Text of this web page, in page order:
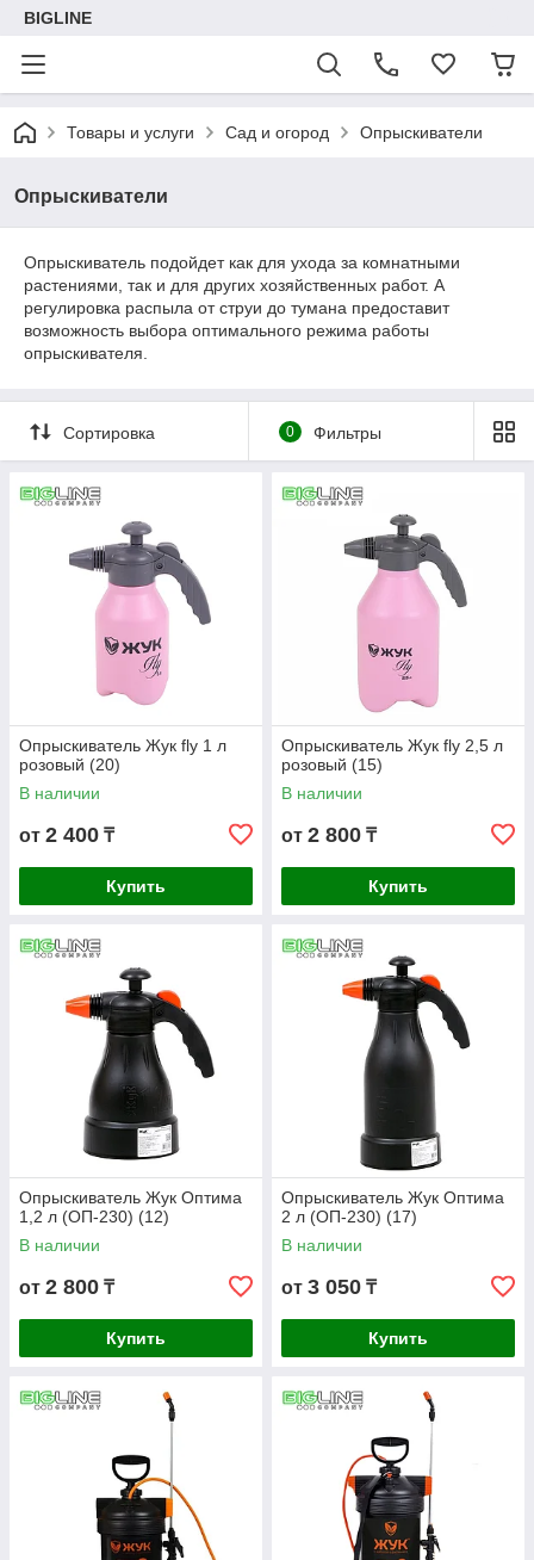
BIGLINE
Товары и услуги Сад и огород Опрыскиватели
Опрыскиватели
Опрыскиватель подойдет как для ухода за комнатными
растениями, так и для других хозяйственных работ. А
регулировка распыла от струи до тумана предоставит
возможность выбора оптимального режима работы
опрыскивателя.
Сортировка 0 Фильтры
Опрыскиватель Жук fly 1 л
розовый (20)
В наличии
от 2 400 ₸
Купить
Опрыскиватель Жук fly 2,5 л
розовый (15)
В наличии
от 2 800 ₸
Купить
Опрыскиватель Жук Оптима
1,2 л (ОП-230) (12)
В наличии
от 2 800 ₸
Купить
Опрыскиватель Жук Оптима
2 л (ОП-230) (17)
В наличии
от 3 050 ₸
Купить